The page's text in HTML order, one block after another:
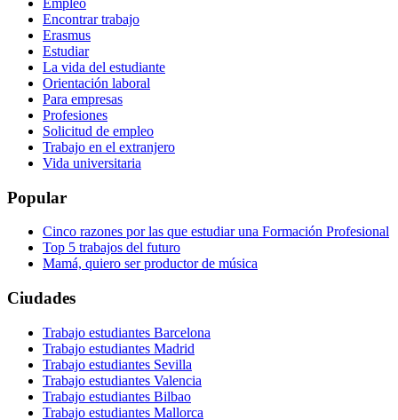
Empleo
Encontrar trabajo
Erasmus
Estudiar
La vida del estudiante
Orientación laboral
Para empresas
Profesiones
Solicitud de empleo
Trabajo en el extranjero
Vida universitaria
Popular
Cinco razones por las que estudiar una Formación Profesional
Top 5 trabajos del futuro
Mamá, quiero ser productor de música
Ciudades
Trabajo estudiantes Barcelona
Trabajo estudiantes Madrid
Trabajo estudiantes Sevilla
Trabajo estudiantes Valencia
Trabajo estudiantes Bilbao
Trabajo estudiantes Mallorca